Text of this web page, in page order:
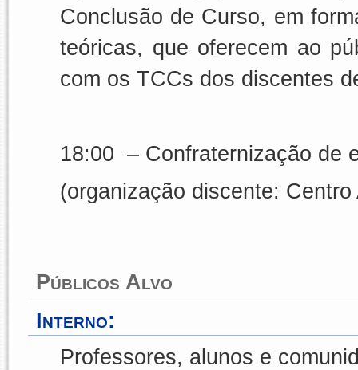
Conclusão de Curso, em
teóricas, que oferecem ao
com os TCCs dos discentes
18:00 – Confraternização de
(organização discente:
Públicos Alvo
Interno:
Professores, alunos e